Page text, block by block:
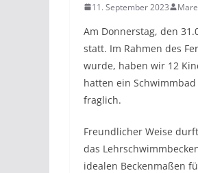
11. September 2023
Am Donnerstag, den
statt. Im Rahmen des
wurde, haben wir 12
hatten ein
fraglich.
Freundlicher Weise
das
idealen Beckenmaßen